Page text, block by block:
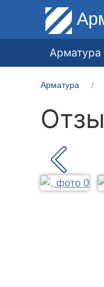
Арматура
Арматура